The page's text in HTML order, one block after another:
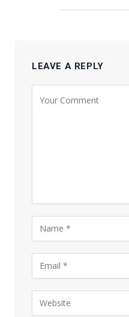
LEAVE A REPLY